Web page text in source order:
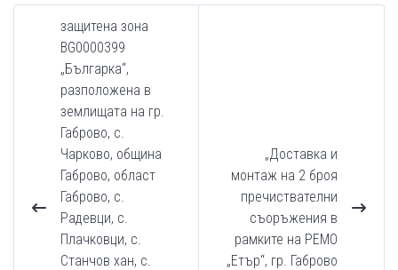
защитена зона
BG0000399
„Българка“,
разположена в
землищата на гр.
Габрово, с.
Чарково, община
Габрово, област
Габрово, с.
Радевци, с.
Плачковци, с.
Станчов хан, с.
„Доставка и
монтаж на 2 броя
пречиствателни
съоръжения в
рамките на РЕМО
„Eтър“, гр. Габрово